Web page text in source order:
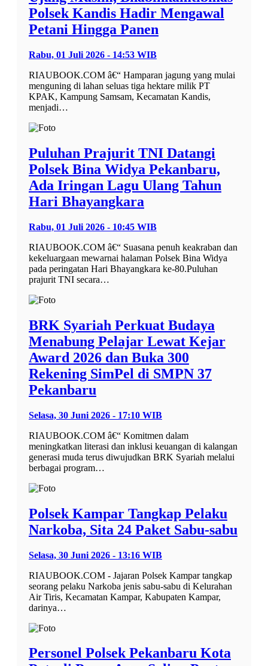
Polsek Kandis Hadir Mengawal
Petani Hingga Panen
Rabu, 01 Juli 2026 - 14:53 WIB
RIAUBOOK.COM â€“ Hamparan jagung yang mulai
menguning di lahan seluas tiga hektare milik PT
KPAK, Kampung Samsam, Kecamatan Kandis,
menjadi…
Puluhan Prajurit TNI Datangi
Polsek Bina Widya Pekanbaru,
Ada Iringan Lagu Ulang Tahun
Hari Bhayangkara
Rabu, 01 Juli 2026 - 10:45 WIB
RIAUBOOK.COM â€“ Suasana penuh keakraban dan
kekeluargaan mewarnai halaman Polsek Bina Widya
pada peringatan Hari Bhayangkara ke-80.Puluhan
prajurit TNI secara…
BRK Syariah Perkuat Budaya
Menabung Pelajar Lewat Kejar
Award 2026 dan Buka 300
Rekening SimPel di SMPN 37
Pekanbaru
Selasa, 30 Juni 2026 - 17:10 WIB
RIAUBOOK.COM â€“ Komitmen dalam
meningkatkan literasi dan inklusi keuangan di kalangan
generasi muda terus diwujudkan BRK Syariah melalui
berbagai program…
Polsek Kampar Tangkap Pelaku
Narkoba, Sita 24 Paket Sabu-sabu
Selasa, 30 Juni 2026 - 13:16 WIB
RIAUBOOK.COM - Jajaran Polsek Kampar tangkap
seorang pelaku Narkoba jenis sabu-sabu di Kelurahan
Air Tiris, Kecamatan Kampar, Kabupaten Kampar,
darinya…
Personel Polsek Pekanbaru Kota